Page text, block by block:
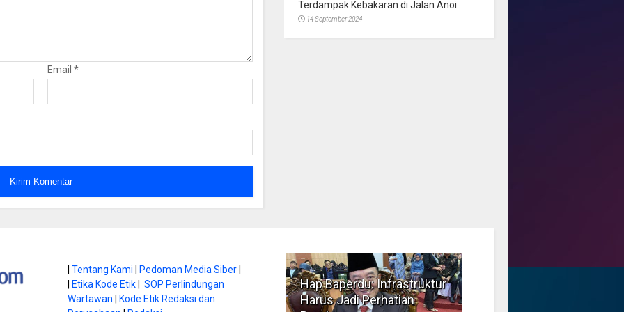
Email *
Terdampak Kebakaran di Jalan Anoi
14 September 2024
|Tentang Kami Pedoman Media Siber
Etika Kode Etik |SOP Perlindungan
Wartawan
Kode Etik Redaksi dan
di Gunung
Ini
Literasi Jadi Bekal Utama
Hap Baperdu: Infrastruktur
Harus Jadi Perhatian